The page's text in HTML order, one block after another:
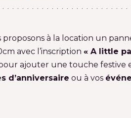
proposons à la location un
avec l’inscription« A little
ajouter une touche festive
d’anniversaire ou à vos